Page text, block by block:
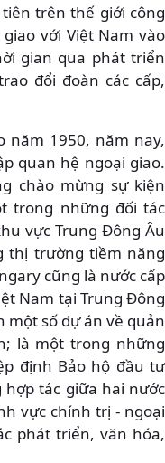
trên thế giới công
với Việt Nam vào
gian qua phát triển
đổi đoàn các cấp,
năm 1950, năm nay,
quan hệ ngoại giao.
chào mừng sự kiện
trong những đối tác
vực Trung Đông Âu
thị trường tiềm năng
cũng là nước cấp
Nam tại Trung Đông
một số dự án về quản
là một trong những
định Bảo hộ đầu tư
hợp tác giữa hai nước
vực chính trị - ngoại
phát triển, văn hóa,